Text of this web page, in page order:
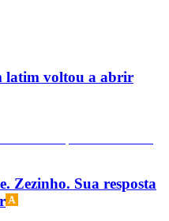
latim voltou a abrir
Zezinho. Sua resposta